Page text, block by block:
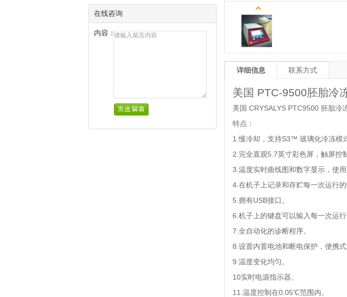
详细信息 联系方式
美国 PTC-9500胚胎冷
美国 CRYSALYS PTC9500 胚胎冷
特点：
1.慢冷却，支持S3™ 玻璃化冷冻模
2.完全直观5.7英寸彩色屏，触屏控
3.温度实时曲线图和数字显示，使用
4.在机子上记录和存贮每一次运行的
5.拥有USB接口。
6.机子上的键盘可以输入每一次运
7.全自动化的诊断程序。
8.设置内置电池和断电保护，便携式
9.温度变化均匀。
10实时电源指示器。
11.温度控制在0.05℃范围内。
在线咨询
内容：